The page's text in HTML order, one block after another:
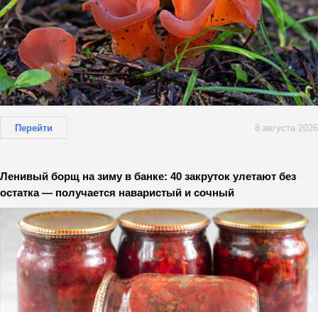
Перейти 8 августа 2026
Ленивый борщ на зиму в банке: 40 закруток улетают без
остатка — получается наваристый и сочный